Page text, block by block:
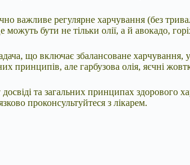
важливе регулярне харчування (без
бути не тільки олії, а й авокадо,
що включає збалансоване
принципів, але гарбузова олія, яєчні
та загальних принципах
проконсультуйтеся з лікарем.